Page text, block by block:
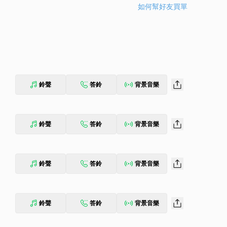
如何幫好友買單
鈴聲 答鈴 背景音樂
鈴聲 答鈴 背景音樂
鈴聲 答鈴 背景音樂
鈴聲 答鈴 背景音樂